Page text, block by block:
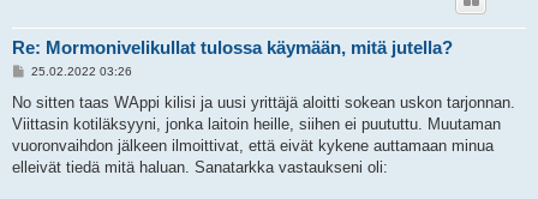
Re: Mormonivelikullat tulossa käymään, mitä jutella?
V
e
t
i
25.02.2022 03:26
No sitten taas WAppi kilisi ja uusi yrittäjä aloitti sokean uskon tarjonnan.
Viittasin kotiläksyyni, jonka laitoin heille, siihen ei puututtu. Muutaman
vuoronvaihdon jälkeen ilmoittivat, että eivät kykene auttamaan minua
elleivät tiedä mitä haluan. Sanatarkka vastaukseni oli: